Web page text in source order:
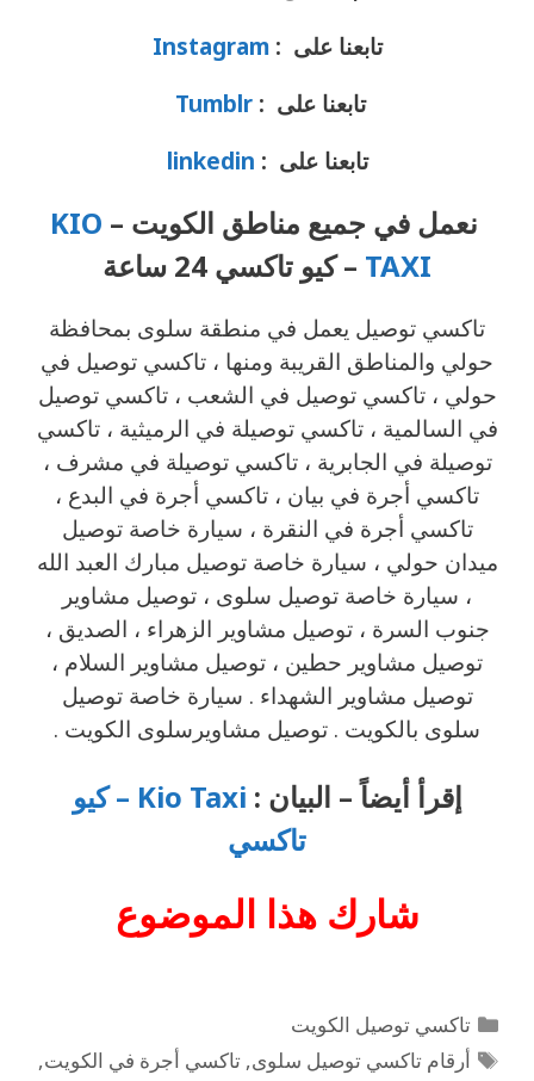
تابعنا على :Instagram
تابعنا على :Tumblr
تابعنا على : linkedin
نعمل في جميع مناطق الكويت – KIO
TAXI – كيو تاكسي 24 ساعة
تاكسي توصيل يعمل في منطقة سلوى بمحافظة
حولي والمناطق القريبة ‎ومنها ، تاكسي توصيل في
حولي ، تاكسي توصيل في الشعب ، تاكسي توصيل
في السالمية ، تاكسي توصيلة في الرميثية ، تاكسي
توصيلة في الجابرية ، تاكسي توصيلة في مشرف ،
تاكسي أجرة في بيان ، تاكسي أجرة في البدع ،
تاكسي أجرة في النقرة ، سيارة خاصة توصيل
ميدان حولي ، سيارة خاصة توصيل مبارك العبد الله
، سيارة خاصة توصيل سلوى ، توصيل مشاوير
جنوب السرة ، توصيل مشاوير الزهراء ، الصديق ،
توصيل مشاوير حطين ، توصيل مشاوير السلام ،
توصيل مشاوير الشهداء . سيارة خاصة توصيل
سلوى بالكويت . توصيل مشاويرسلوى الكويت .
إقرأ أيضاً – البيان :
Kio Taxi – كيو
تاكسي
شارك هذا الموضوع
تاكسي توصيل الكويت
أرقام تاكسي توصيل سلوى,تاكسي أجرة في الكويت,